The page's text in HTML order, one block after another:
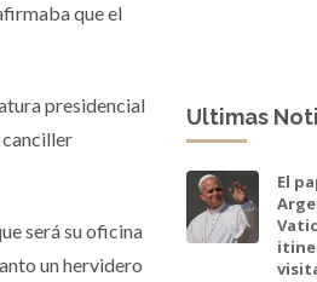
que el
presidencial
canciller
será su oficina
un hervidero
Ultimas
El